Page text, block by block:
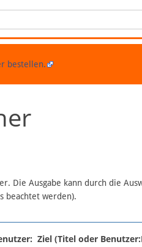
bestellen.
Ausgabe kann durch die
beachtet werden).
Ziel (Titel oder